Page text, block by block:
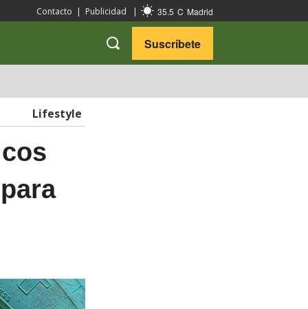
Contacto | Publicidad | 35.5 C Madrid
Suscríbete
Lifestyle